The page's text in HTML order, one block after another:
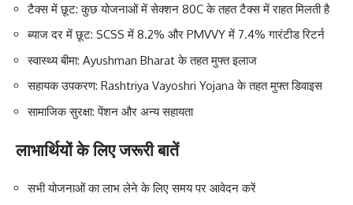
टैक्स में छूट: कुछ योजनाओं में सेक्शन 80C के तहत टैक्स में राहत मिलती है
ब्याज दर में छूट: SCSS में 8.2% और PMVVY में 7.4% गारंटीड रिटर्न
स्वास्थ्य बीमा: Ayushman Bharat के तहत मुफ्त इलाज
सहायक उपकरण: Rashtriya Vayoshri Yojana के तहत मुफ्त डिवाइस
सामाजिक सुरक्षा: पेंशन और अन्य सहायता
लाभार्थियों के लिए जरूरी बातें
सभी योजनाओं का लाभ लेने के लिए समय पर आवेदन करें